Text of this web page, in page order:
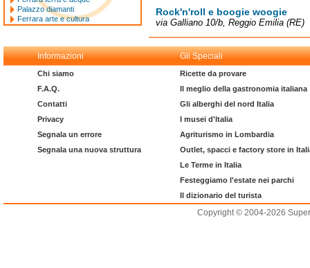
Rock'n'roll e boogie woogie
via Galliano 10/b, Reggio Emilia (RE)
Palazzo diamanti
Ferrara arte e cultura
Informazioni Gli Speciali
Chi siamo
F.A.Q.
Contatti
Privacy
Segnala un errore
Segnala una nuova struttura
Ricette da provare
Il meglio della gastronomia italiana
Gli alberghi del nord Italia
I musei d'Italia
Agriturismo in Lombardia
Outlet, spacci e factory store in
Le Terme in Italia
Festeggiamo l'estate nei parchi
Il dizionario del turista
Copyright © 2004-2026